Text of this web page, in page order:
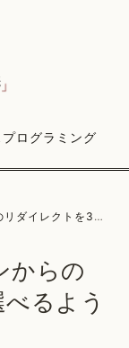
プログラミング
選べるようにしてほしい
からの
るよう